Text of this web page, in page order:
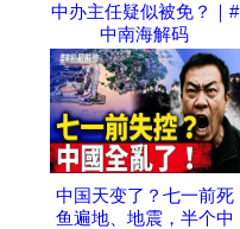
中办主任疑似被免？｜#
中南海解码
中国天变了？七一前死
鱼遍地、地震，半个中